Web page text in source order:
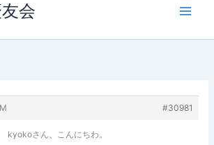
会
#30981
kyokoさん、こんにちわ。